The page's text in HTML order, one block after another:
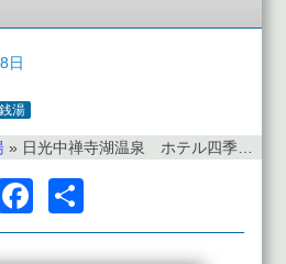
日
湯
» 日光中禅寺湖温泉 ホテル四季彩（しきさい） 栃木県日光市 #025
GmailFacebook
有